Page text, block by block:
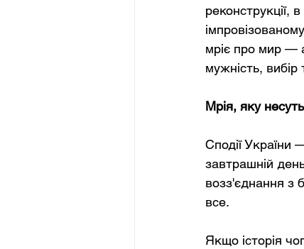
реконструкції,
мріє про мир —
мужність, вибір
Мрія, яку
Сподії України
завтрашній
возз'єднання з
все.
Якщо історія